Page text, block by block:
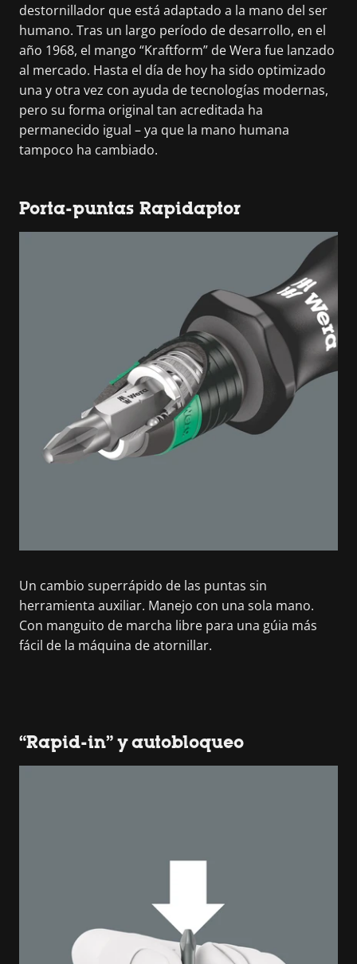
destornillador que está adaptado a la mano del ser
humano. Tras un largo período de desarrollo, en el
año 1968, el mango “Kraftform” de Wera fue lanzado
al mercado. Hasta el día de hoy ha sido optimizado
una y otra vez con ayuda de tecnologías modernas,
pero su forma original tan acreditada ha
permanecido igual – ya que la mano humana
tampoco ha cambiado.
Porta-puntas Rapidaptor
Un cambio superrápido de las puntas sin
herramienta auxiliar. Manejo con una sola mano.
Con manguito de marcha libre para una gúia más
fácil de la máquina de atornillar.
“Rapid-in” y autobloqueo